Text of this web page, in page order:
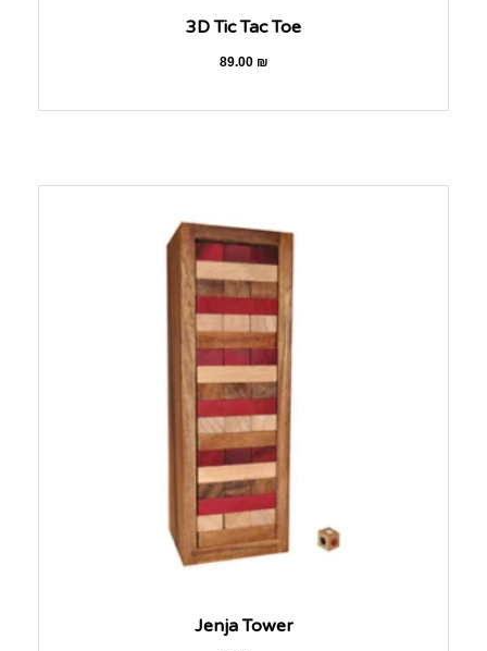
3D Tic Tac Toe
89.00₪
Jenja Tower